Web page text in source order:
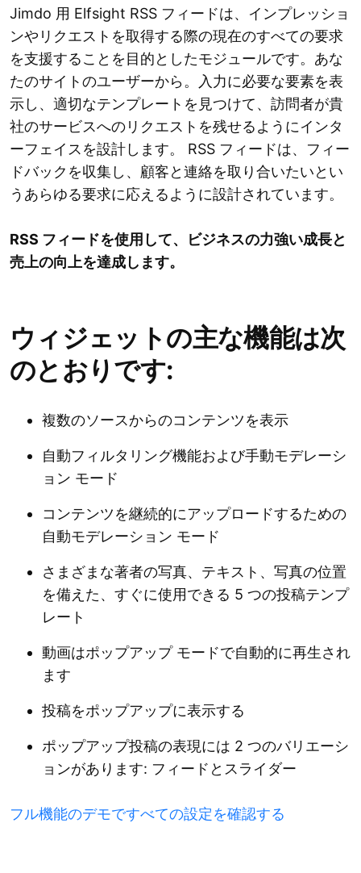
Jimdo 用 Elfsight RSS フィードは、インプレッショ
ンやリクエストを取得する際の現在のすべての要求
を支援することを目的としたモジュールです。あな
たのサイトのユーザーから。入力に必要な要素を表
示し、適切なテンプレートを見つけて、訪問者が貴
社のサービスへのリクエストを残せるようにインタ
ーフェイスを設計します。 RSS フィードは、フィー
ドバックを収集し、顧客と連絡を取り合いたいとい
うあらゆる要求に応えるように設計されています。
RSS フィードを使用して、ビジネスの力強い成長と
売上の向上を達成します。
ウィジェットの主な機能は次
のとおりです:
複数のソースからのコンテンツを表示
自動フィルタリング機能および手動モデレーシ
ョン モード
コンテンツを継続的にアップロードするための
自動モデレーション モード
さまざまな著者の写真、テキスト、写真の位置
を備えた、すぐに使用できる 5 つの投稿テンプ
レート
動画はポップアップ モードで自動的に再生され
ます
投稿をポップアップに表示する
ポップアップ投稿の表現には 2 つのバリエーシ
ョンがあります: フィードとスライダー
フル機能のデモですべての設定を確認する